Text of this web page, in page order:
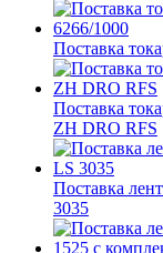
Поставка
Поставка
ZH DRO RFS
Поставка
3035